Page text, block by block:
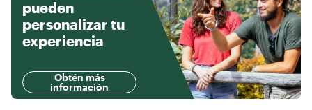
pueden
personalizar tu
experiencia
Obtén más
información